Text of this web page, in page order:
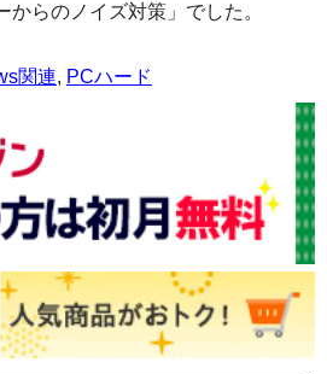
らのノイズ対策」でした。
関連, PCハード